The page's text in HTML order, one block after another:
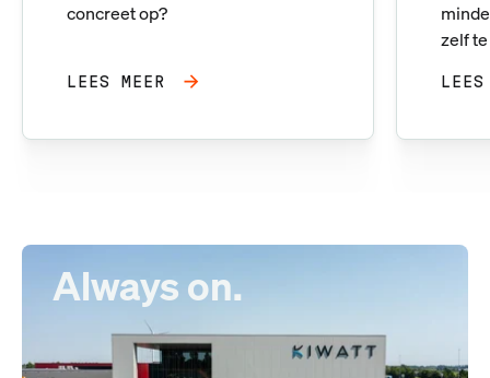
concreet op?
LEES MEER
zelf
Always on.